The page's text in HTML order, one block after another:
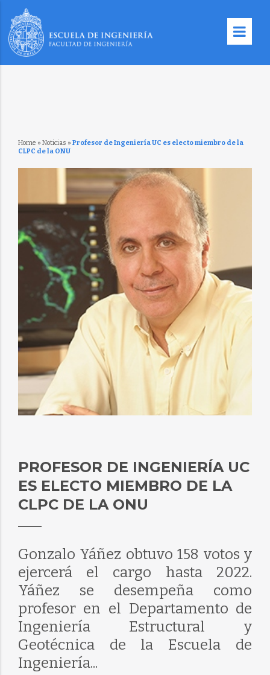
Home » Noticias » Profesor de Ingeniería UC es electo miembro de la
CLPC de la ONU
PROFESOR DE INGENIERÍA UC
ES ELECTO MIEMBRO DE LA
CLPC DE LA ONU
Gonzalo Yáñez obtuvo 158 votos y
ejercerá el cargo hasta 2022.
Yáñez se desempeña como
profesor en el Departamento de
Ingeniería Estructural y
Geotécnica de la Escuela de
Ingeniería...